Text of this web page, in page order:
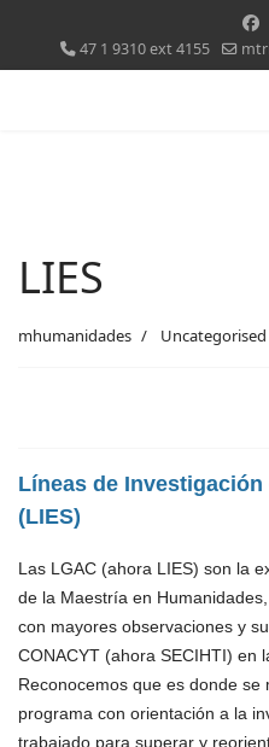
47 1 9310 ext 4155
LIES
mhumanidades Uncategorised
Líneas de Investigación
(LIES)
Las LGAC (ahora LIES) son la
de la Maestría en
con mayores observaciones y
CONACYT (ahora SECIHTI) en
Reconocemos que es donde se
programa con orientación a la
trabajado para superar y